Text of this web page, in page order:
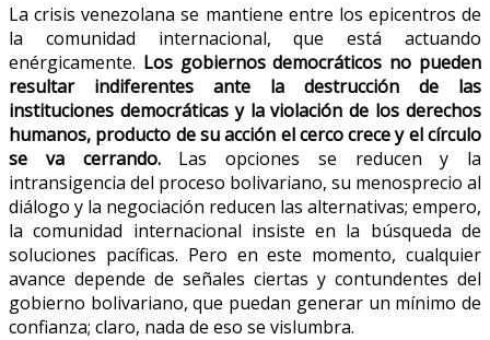
La crisis venezolana se mantiene entre los epicentros de
la comunidad internacional, que está actuando
enérgicamente. Los gobiernos democráticos no pueden
resultar indiferentes ante la destrucción de las
instituciones democráticas y la violación de los derechos
humanos, producto de su acción el cerco crece y el círculo
se va cerrando.Las opciones se reducen y la
intransigencia del proceso bolivariano, su menosprecio al
diálogo y la negociación reducen las alternativas; empero,
la comunidad internacional insiste en la búsqueda de
soluciones pacíficas. Pero en este momento, cualquier
avance depende de señales ciertas y contundentes del
gobierno bolivariano, que puedan generar un mínimo de
confianza; claro, nada de eso se vislumbra.